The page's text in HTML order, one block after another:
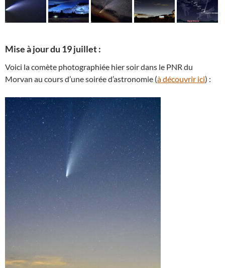
Mise à jour du 19 juillet :
Voici la comète photographiée hier soir dans le PNR du
Morvan au cours d’une soirée d’astronomie (à découvrir ici) :